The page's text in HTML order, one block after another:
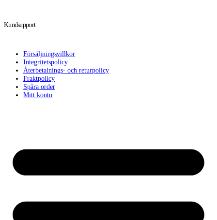
Kundsupport
Försäljningsvillkor
Integritetspolicy
Återbetalnings- och returpolicy
Fraktpolicy
Spåra order
Mitt konto